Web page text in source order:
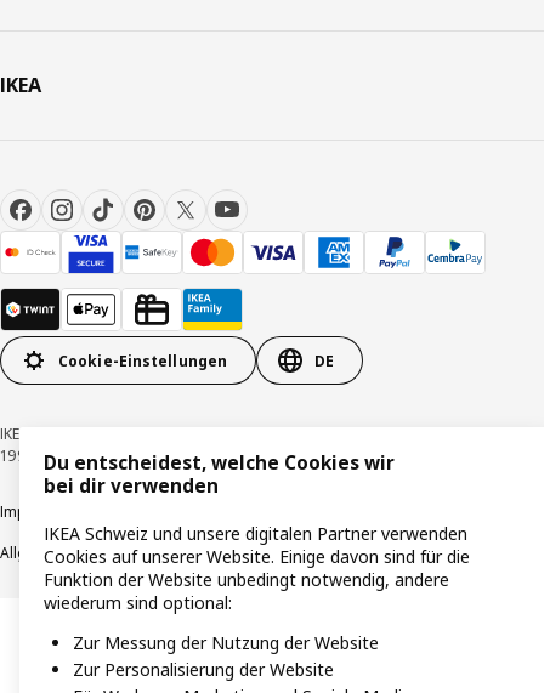
IKEA
Cookie-Einstellungen DE
IKEA Schweiz - Müslistrasse 16, 8957 Spreitenbach © Inter IKEA Systems B.V.
1999-2026
Impressum / Datenschutzerklärung
Allgemeine Geschäftsbedingungen
Du entscheidest, welche Cookies wir
bei dir verwenden
IKEA Schweiz und unsere digitalen Partner verwenden
Cookies auf unserer Website. Einige davon sind für die
Funktion der Website unbedingt notwendig, andere
wiederum sind optional:
Zur Messung der Nutzung der Website
Zur Personalisierung der Website